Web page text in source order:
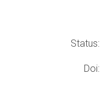
Status:
Doi: